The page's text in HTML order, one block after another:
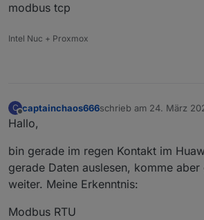
modbus tcp
Intel Nuc + Proxmox
C
Offline
captainchaos666schrieb am 24. März
zuletzt editiert von
Hallo,
bin gerade im regen Kontakt im
gerade Daten auslesen, komme
weiter. Meine Erkenntnis:
Modbus RTU